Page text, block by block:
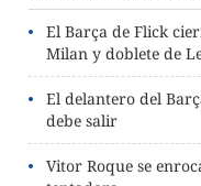
El Barça de Flick
Milan y doblete de
El delantero del
debe salir
Vitor Roque se